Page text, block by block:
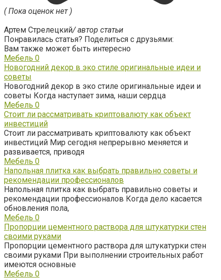
( Пока оценок нет )
Артем Стрелецкий/ автор статьи
Понравилась статья? Поделиться с друзьями:
Вам также может быть интересно
Мебель 0
Новогодний декор в эко стиле оригинальные идеи и
советы
Новогодний декор в эко стиле оригинальные идеи и
советы Когда наступает зима, наши сердца
Мебель 0
Стоит ли рассматривать криптовалюту как объект
инвестиций
Стоит ли рассматривать криптовалюту как объект
инвестиций Мир сегодня непрерывно меняется и
развивается, приводя
Мебель 0
Напольная плитка как выбрать правильно советы и
рекомендации профессионалов
Напольная плитка как выбрать правильно советы и
рекомендации профессионалов Когда дело касается
обновления пола,
Мебель 0
Пропорции цементного раствора для штукатурки стен
своими руками
Пропорции цементного раствора для штукатурки стен
своими руками При выполнении строительных работ
имеются основные
Мебель 0